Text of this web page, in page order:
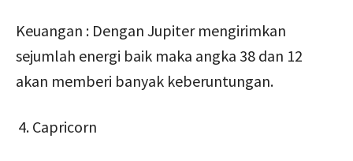
Keuangan : Dengan Jupiter mengirimkan
sejumlah energi baik maka angka 38 dan 12
akan memberi banyak keberuntungan.
Capricorn